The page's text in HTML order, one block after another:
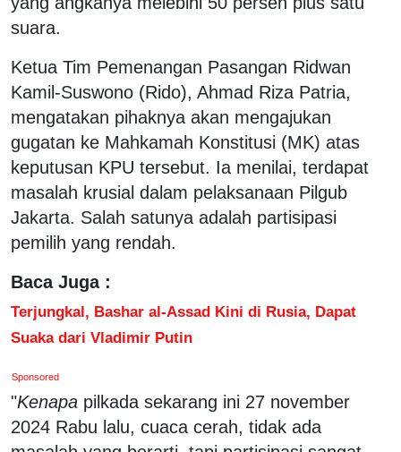
suara.
Ketua Tim Pemenangan Pasangan Ridwan
Kamil-Suswono (Rido), Ahmad Riza Patria,
mengatakan pihaknya akan mengajukan
gugatan ke Mahkamah Konstitusi (MK) atas
keputusan KPU tersebut. Ia menilai, terdapat
masalah krusial dalam pelaksanaan Pilgub
Jakarta. Salah satunya adalah partisipasi
pemilih yang rendah.
Baca Juga :
Terjungkal, Bashar al-Assad Kini di Rusia, Dapat
Suaka dari Vladimir Putin
Sponsored
"Kenapa pilkada sekarang ini 27 november
2024 Rabu lalu, cuaca cerah, tidak ada